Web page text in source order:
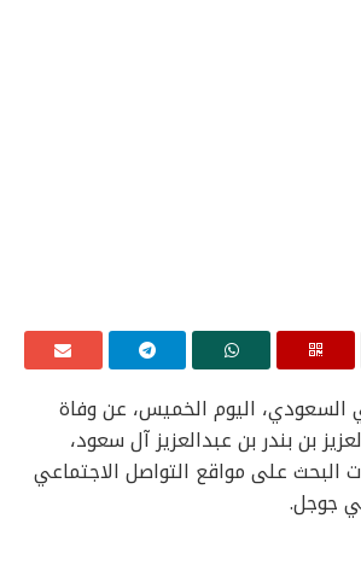
السعودي، اليوم الخميس، عن وفاة
بن بندر بن عبدالعزيز آل سعود،
البحث على مواقع التواصل الاجتماعي
جوجل.